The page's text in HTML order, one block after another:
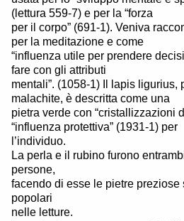
(lettura 559-7) e per la “forza
per il corpo” (691-1). Veniva
per la meditazione e come
“influenza utile per prendere
fare con gli attributi
mentali”. (1058-1) Il lapis ligurius,
malachite, è descritta come una
pietra verde con “cristallizzazioni
“influenza protettiva” (1931-1) per
l’individuo.
La perla e il rubino furono
persone,
facendo di esse le pietre preziose
popolari
nelle letture.